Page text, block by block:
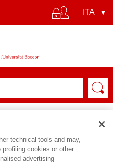
technical tools and may,
cookies or other
advertising